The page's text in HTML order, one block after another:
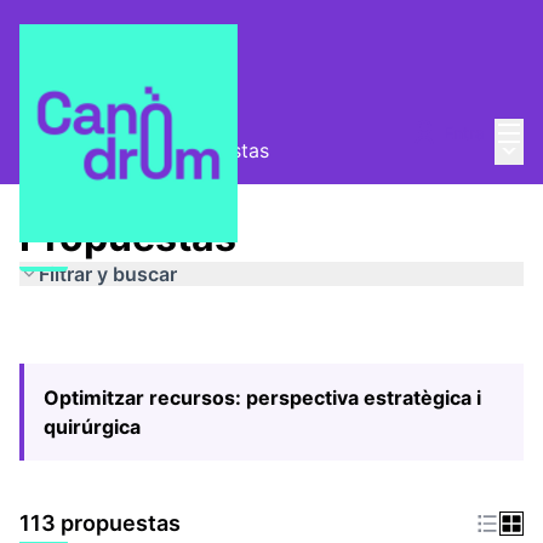
Pla Estratègic Propuestas
Propuestas
Filtrar y buscar
Optimitzar recursos: perspectiva estratègica i
quirúrgica
113 propuestas